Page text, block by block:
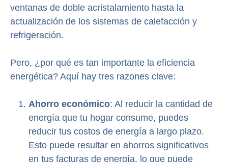
ventanas de doble acristalamiento hasta la
actualización de los sistemas de calefacción y
refrigeración.
Pero, ¿por qué es tan importante la eficiencia
energética? Aquí hay tres razones clave:
Ahorro económico: Al reducir la cantidad de
energía que tu hogar consume, puedes
reducir tus costos de energía a largo plazo.
Esto puede resultar en ahorros significativos
en tus facturas de energía, lo que puede